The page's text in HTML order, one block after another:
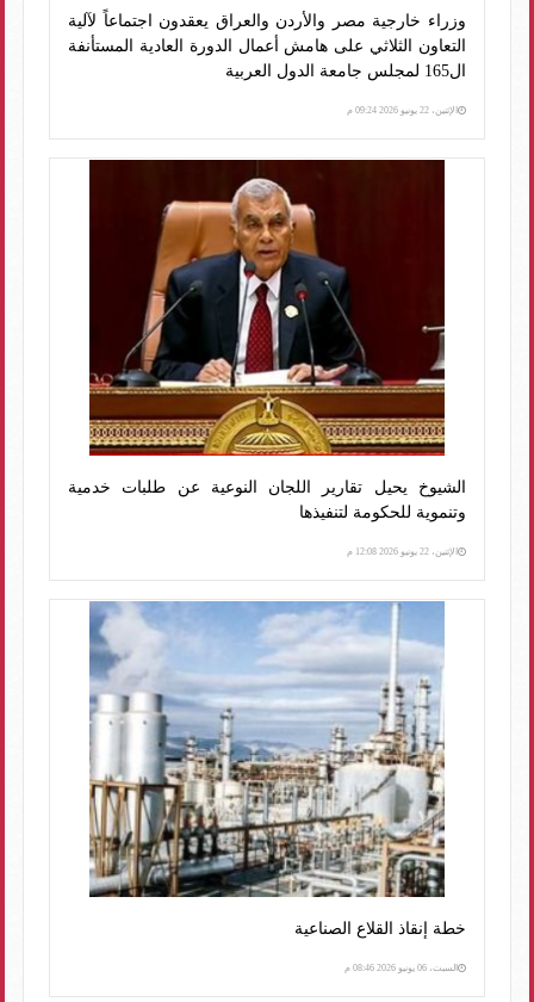
وزراء خارجية مصر والأردن والعراق يعقدون اجتماعاً لآلية
التعاون الثلاثي على هامش أعمال الدورة العادية المستأنفة
ال165 لمجلس جامعة الدول العربية
الإثنين، 22 يونيو 2026 09:24 م
الشيوخ يحيل تقارير اللجان النوعية عن طلبات خدمية
وتنموية للحكومة لتنفيذها
الإثنين، 22 يونيو 2026 12:08 م
خطة إنقاذ القلاع الصناعية
السبت، 06 يونيو 2026 08:46 م